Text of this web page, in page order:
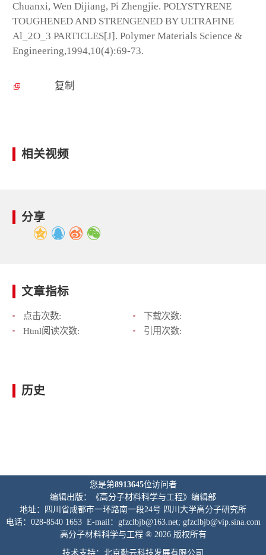
Chuanxi, Wen Dijiang, Pi Zhengjie. POLYSTYRENE
TOUGHENED AND STRENGENED BY ULTRAFINE
Al_2O_3 PARTICLES[J]. Polymer Materials Science &
Engineering,1994,10(4):69-73.
复制
相关视频
分享
文章指标
点击次数:
下载次数:
Html阅读次数:
引用次数:
历史
您是第8913645位访问者
编辑出版：《高分子材料科学与工程》编辑部
地址：四川省成都市一环路南一段24号 四川大学高分子研究所
电话：028-8540 1653 E-mail：gfzclbjb@163.net; gfzclbjb@vip.sina.com
高分子材料科学与工程 ® 2026 版权所有
技术支持：北京勤云科技发展有限公司